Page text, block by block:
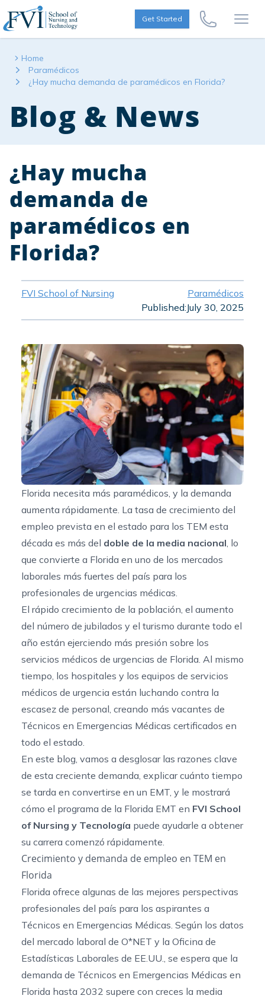
Skip to content
FVI School of Nursing
Get Started
Call Us Now
Home
Paramédicos
¿Hay mucha demanda de paramédicos en Florida?
Blog & News
¿Hay mucha
demanda de
paramédicos en
Florida?
FVI School of Nursing
Paramédicos
Published:July 30, 2025
Florida necesita más paramédicos, y la demanda
aumenta rápidamente. La tasa de crecimiento del
empleo prevista en el estado para los TEM esta
década es más del doble de la media nacional, lo
que convierte a Florida en uno de los mercados
laborales más fuertes del país para los
profesionales de urgencias médicas.
El rápido crecimiento de la población, el aumento
del número de jubilados y el turismo durante todo el
año están ejerciendo más presión sobre los
servicios médicos de urgencias de Florida. Al mismo
tiempo, los hospitales y los equipos de servicios
médicos de urgencia están luchando contra la
escasez de personal, creando más vacantes de
Técnicos en Emergencias Médicas certificados en
todo el estado.
En este blog, vamos a desglosar las razones clave
de esta creciente demanda, explicar cuánto tiempo
se tarda en convertirse en un EMT, y le mostrará
cómo el programa de la Florida EMT en FVI School
of Nursing y Tecnología puede ayudarle a obtener
su carrera comenzó rápidamente.
Crecimiento y demanda de empleo en TEM en
Florida
Florida ofrece algunas de las mejores perspectivas
profesionales del país para los aspirantes a
Técnicos en Emergencias Médicas. Según los datos
del mercado laboral de O*NET y la Oficina de
Estadísticas Laborales de EE.UU., se espera que la
demanda de Técnicos en Emergencias Médicas en
Florida hasta 2032 supere con creces la media